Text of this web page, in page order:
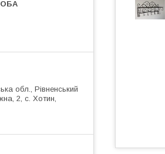
обл., Рівненський
2, с. Хотин,